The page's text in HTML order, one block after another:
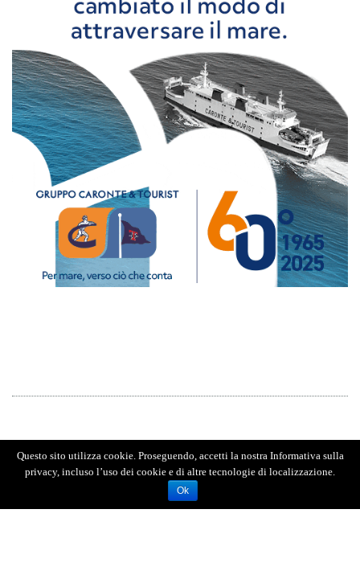
Questo sito utilizza cookie. Proseguendo, accetti la nostra Informativa sulla
privacy, incluso l’uso dei cookie e di altre tecnologie di localizzazione.
Ok